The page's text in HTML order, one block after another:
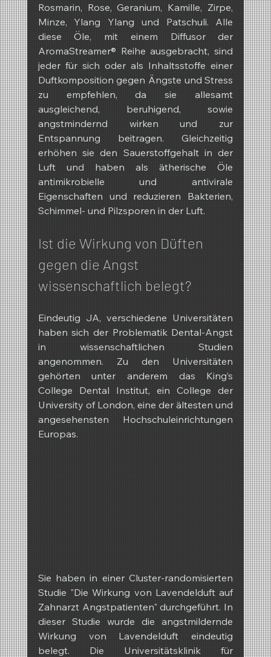
Rosmarin, Rose, Geranium, Kamille, Zirpe,
Minze, Ylang Ylang und Patschuli. Alle
diese Öle, mit einem Diffusor der
AromaStreamer® Reihe ausgebracht, sind
jeder für sich oder als Inhaltsstoffe einer
Duftkomposition gegen Ängste und Stress
zu empfehlen, da sie allesamt
ausgleichend, beruhigend, sowie
angstmindernd wirken und zur
Entspannung beitragen. Gleichzeitig
erhöhen sie den Sauerstoffgehalt in der
Luft und haben als ätherische Öle
antimikrobielle und antivirale
Eigenschaften und reduzieren Bakterien,
Schimmel- und Pilzsporen in der Luft.
Ist die Wirkung von Düften
gegen die Angst
wissenschaftlich belegt?
Eindeutig JA, verschiedene Universitäten
haben sich der Problematik Dental-Angst
in wissenschaftlichen Studien
angenommen. Zu den Universitäten
gehörten unter anderem das King’s
College Dental Institut, ein College der
University of London, eine der ältesten und
angesehensten Hochschuleinrichtungen
Europas.
Sie haben in einer Cluster-randomisierten
Studie "Die Wirkung von Lavendelduft auf
Zahnarzt Angstpatienten" durchgeführt. In
dieser Studie wurde die angstmildernde
Wirkung von Lavendelduft eindeutig
belegt. Die Universitätsklinik für